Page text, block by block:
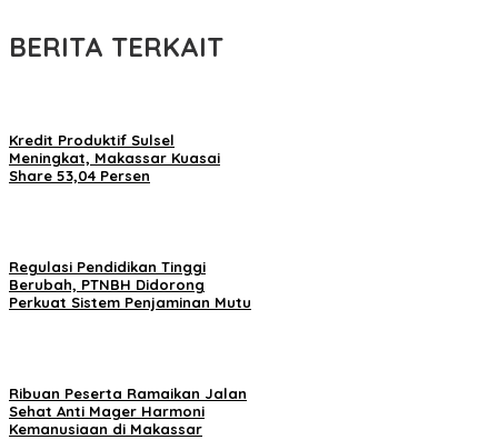
BERITA TERKAIT
Kredit Produktif Sulsel
Meningkat, Makassar Kuasai
Share 53,04 Persen
Regulasi Pendidikan Tinggi
Berubah, PTNBH Didorong
Perkuat Sistem Penjaminan Mutu
Ribuan Peserta Ramaikan Jalan
Sehat Anti Mager Harmoni
Kemanusiaan di Makassar